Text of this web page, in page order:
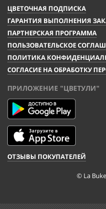
ЦВЕТОЧНАЯ ПОДПИСКА
ГАРАНТИЯ ВЫПОЛНЕНИЯ
ПАРТНЕРСКАЯ ПРОГРАММА
ПОЛЬЗОВАТЕЛЬСКОЕ
ПОЛИТИКА
СОГЛАСИЕ НА ОБРАБОТКУ
ПРИЛОЖЕНИЕ "ЦВЕТУЛИ"
ОТЗЫВЫ ПОКУПАТЕЛЕЙ
© La